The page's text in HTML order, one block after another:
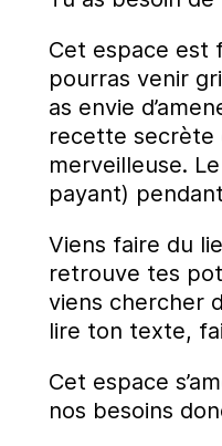
Cet espace est
pourras venir
as envie
recette secrète
merveilleuse.
payant)
Viens faire du
retrouve tes
viens chercher
lire ton texte,
Cet espace
nos besoins